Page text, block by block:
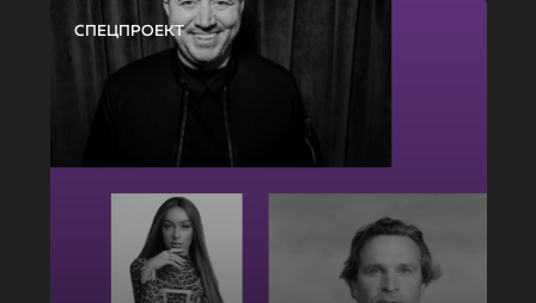
СПЕЦПРОЕКТ